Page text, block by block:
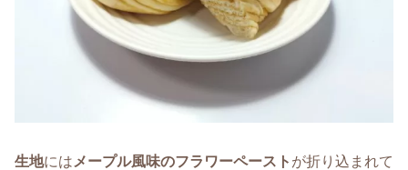
生地には メープル風味のフラワーペースト が折り込まれて